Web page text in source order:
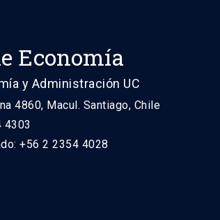
Economía
y Administración UC
4860, Macul. Santiago, Chile
4303
+56 2 2354 4028